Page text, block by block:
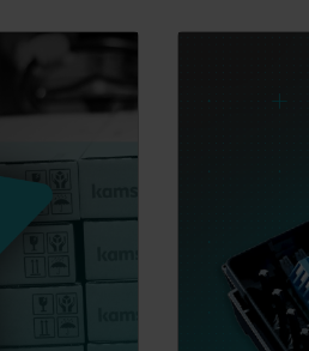
Warmte oplossingen
Geavanceerde
warmtemeting voor optimaal
energiegebruik.